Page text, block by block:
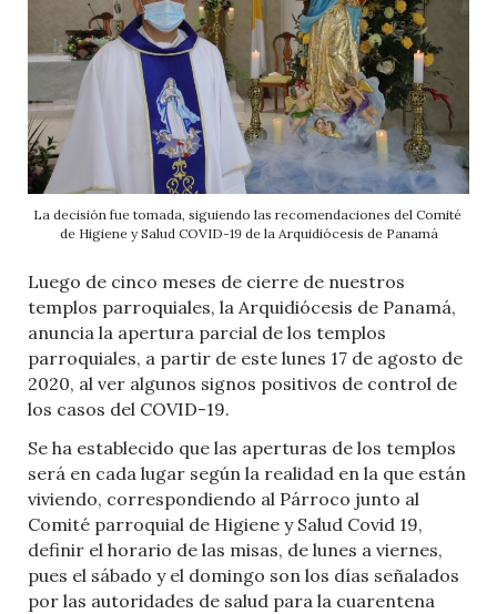
La decisión fue tomada, siguiendo las recomendaciones del Comité
de Higiene y Salud COVID-19 de la Arquidiócesis de Panamá
Luego de cinco meses de cierre de nuestros
templos parroquiales, la Arquidiócesis de Panamá,
anuncia la apertura parcial de los templos
parroquiales, a partir de este lunes 17 de agosto de
2020, al ver algunos signos positivos de control de
los casos del COVID-19.
Se ha establecido que las aperturas de los templos
será en cada lugar según la realidad en la que están
viviendo, correspondiendo al Párroco junto al
Comité parroquial de Higiene y Salud Covid 19,
definir el horario de las misas, de lunes a viernes,
pues el sábado y el domingo son los días señalados
por las autoridades de salud para la cuarentena